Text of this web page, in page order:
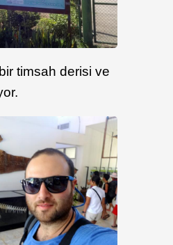
timsah derisi ve